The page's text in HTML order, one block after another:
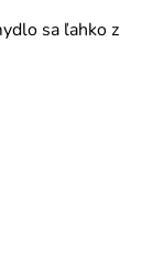
sa ľahko z